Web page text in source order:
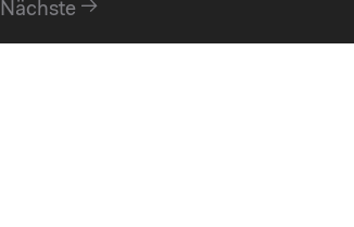
Nächste